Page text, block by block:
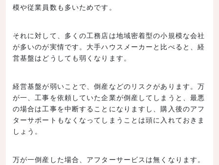
模や従業員数も多いためです。
それに対して、多くの工務店は地域密着型の小規模な会社
が多いのが実情です。大手ハウスメーカーと比べると、経
営基盤はどうしても弱くなります。
経営基盤が弱いことで、倒産などのリスクがあります。万
が一、工事を依頼していた企業が倒産してしまうと、最悪
の場合は工事を中断することになりますし、購入後のアフ
ターサポートもなくなってしまうことは頭に入れておきま
しょう。
万が一倒産した場合、アフターサービスは無くなります。